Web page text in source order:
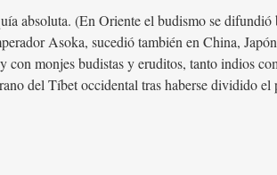
absoluta. (En Oriente el budismo se
Asoka, sucedió también en China,
monjes budistas y eruditos, tanto indios
del Tíbet occidental tras haberse dividido el